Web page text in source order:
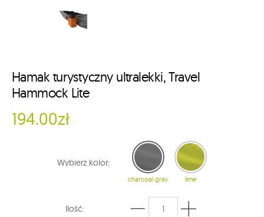
Hamak turystyczny ultralekki, Travel
Hammock Lite
194.00zł
Wybierz kolor:
charcoal gray lime
Ilość: